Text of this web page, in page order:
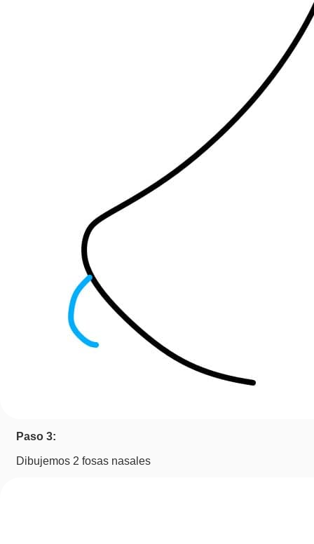
Paso 3:
Dibujemos 2 fosas nasales